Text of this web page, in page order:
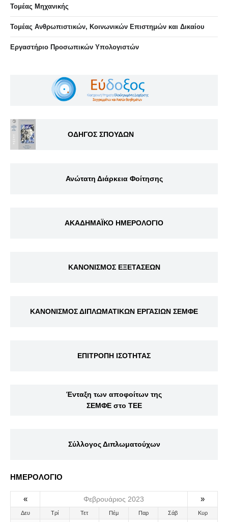
Τομέας Μηχανικής
Τομέας Ανθρωπιστικών, Κοινωνικών Επιστημών και Δικαίου
Eργαστήριo Προσωπικών Υπολογιστών
ΟΔΗΓΟΣ ΣΠΟΥΔΩΝ
Ανώτατη Διάρκεια Φοίτησης
ΑΚΑΔΗΜΑΪΚΟ ΗΜΕΡΟΛΟΓΙΟ
ΚΑΝΟΝΙΣΜΟΣ ΕΞΕΤΑΣΕΩΝ
ΚΑΝΟΝΙΣΜΟΣ ΔΙΠΛΩΜΑΤΙΚΩΝ ΕΡΓΑΣΙΩΝ ΣΕΜΦΕ
ΕΠΙΤΡΟΠΗ ΙΣΟΤΗΤΑΣ
Ένταξη των αποφοίτων της
ΣΕΜΦΕ στο ΤΕΕ
Σύλλογος Διπλωματούχων
ΗΜΕΡΟΛΟΓΙΟ
« Φεβρουάριος 2023 »
Δευ Τρί Τετ Πέμ Παρ Σάβ Κυρ